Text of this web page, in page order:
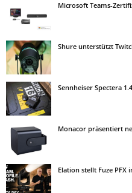
Microsoft Teams-
Shure unterstützt
Sennheiser Spectera
Monacor präsentiert
Elation stellt Fuze PFX